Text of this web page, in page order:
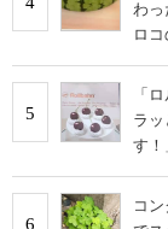
わ
ロ
5
「
ラッ
す！
6
コ